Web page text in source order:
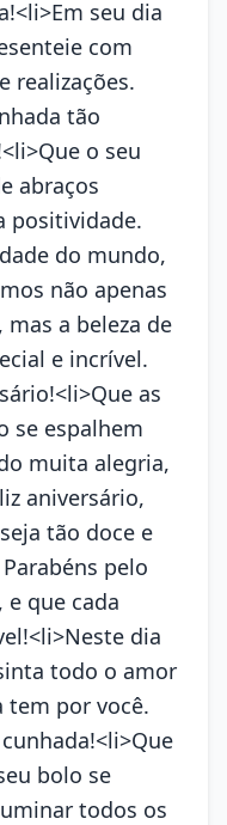
seu dia
com
realizações.
tão
o seu
abraços
positividade.
do mundo,
não apenas
a beleza de
e incrível.
as
se espalhem
muita alegria,
aniversário,
tão doce e
pelo
e que cada
dia
todo o amor
tem por você.
bolo se
todos os